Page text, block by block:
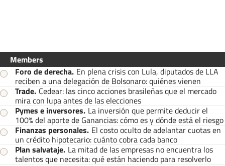
Members
Foro de derecha. En plena crisis con Lula, diputados de LLA
reciben a una delegación de Bolsonaro: quiénes vienen
Trade. Cedear: las cinco acciones brasileñas que el mercado
mira con lupa antes de las elecciones
Pymes e inversores. La inversión que permite deducir el
100% del aporte de Ganancias: cómo es y dónde está el riesgo
Finanzas personales. El costo oculto de adelantar cuotas en
un crédito hipotecario: cuánto cobra cada banco
Plan salvataje. La mitad de las empresas no encuentra los
talentos que necesita: qué están haciendo para resolverlo